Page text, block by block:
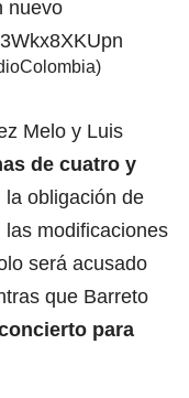
nuevo
Melo y Luis
de cuatro y
la obligación de
modificaciones
será acusado
que Barreto
para